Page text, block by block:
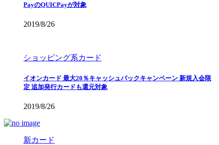
PayのQUICPayが対象
2019/8/26
ショッピング系カード
イオンカード 最大20％キャッシュバックキャンペーン 新規入会限
定 追加発行カードも還元対象
2019/8/26
新カード